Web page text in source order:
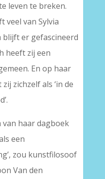
leven te breken.
veel van Sylvia
blijft er gefascineerd
heeft zij een
En op haar
zichzelf als ‘in de
van haar dagboek
een
zou kunstfilosoof
Van den